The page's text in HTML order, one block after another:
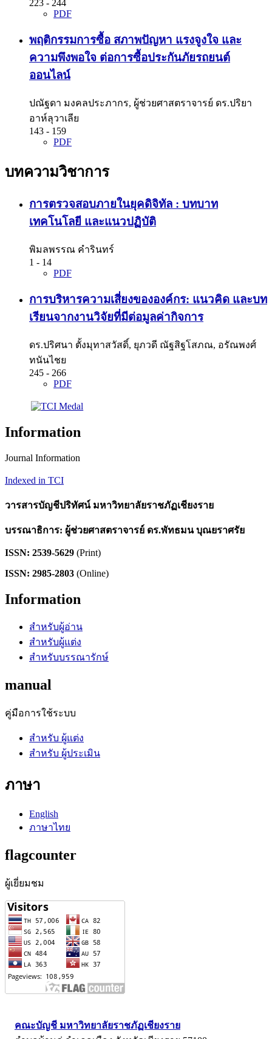
223 - 244
PDF
พฤติกรรมการซื้อ สภาพปัญหา แรงจูงใจ และ
ความพึงพอใจ ต่อการซื้อประกันภัยรถยนต์
ออนไลน์
ปณัฐดา มงคลประภากร, ผู้ช่วยศาสตราจารย์ ดร.ปริยา
อาห์ลุวาเลีย
143 - 159
PDF
บทความวิชาการ
การตรวจสอบภายในยุคดิจิทัล : บทบาท
เทคโนโลยี และแนวปฏิบัติ
พิมลพรรณ คำรินทร์
1 - 14
PDF
การบริหารความเสี่ยงขององค์กร: แนวคิด และบท
เรียนจากงานวิจัยที่มีต่อมูลค่ากิจการ
ดร.ปริศนา ตั้งมุทาสวัสดิ์, ยุภวดี ณัฐสิฐโสภณ, อรัณพงศ์
ทนันไชย
245 - 266
PDF
Information
Journal Information
Indexed in TCI
วารสารบัญชีปริทัศน์ มหาวิทยาลัยราชภัฏเชียงราย
บรรณาธิการ: ผู้ช่วยศาสตราจารย์ ดร.พัทธมน บุณยราศรัย
ISSN: 2539-5629 (Print)
ISSN: 2985-2803 (Online)
Information
สำหรับผู้อ่าน
สำหรับผู้แต่ง
สำหรับบรรณารักษ์
manual
คู่มือการใช้ระบบ
สำหรับ ผู้แต่ง
สำหรับ ผู้ประเมิน
ภาษา
English
ภาษาไทย
flagcounter
ผู้เยี่ยมชม
คณะบัญชี มหาวิทยาลัยราชภัฏเชียงราย